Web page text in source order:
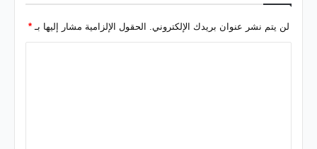
لن يتم نشر عنوان بريدك الإلكتروني. الحقول الإلزامية مشار إليها بـ*